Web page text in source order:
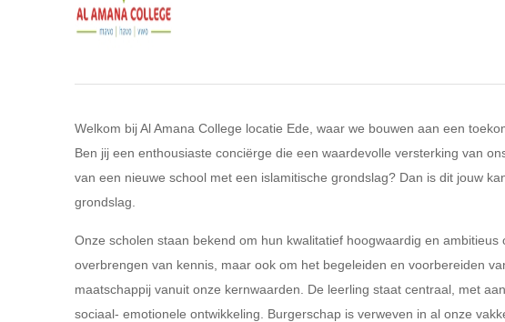
Welkom bij Al Amana College locatie Ede, waar we bouwen aan een
Ben jij een enthousiaste conciërge die een waardevolle versterking van
van een nieuwe school met een islamitische grondslag? Dan is dit jouw
grondslag.
Onze scholen staan bekend om hun kwalitatief hoogwaardig en
overbrengen van kennis, maar ook om het begeleiden en voorbereiden
maatschappij vanuit onze kernwaarden. De leerling staat centraal, met
sociaal- emotionele ontwikkeling. Burgerschap is verweven in al onze